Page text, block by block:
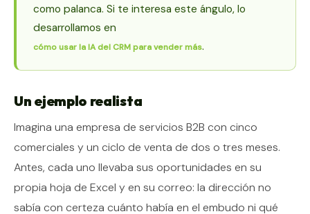
como palanca. Si te interesa este ángulo, lo
desarrollamos en
cómo usar la IA del CRM para vender más.
Un ejemplo realista
Imagina una empresa de servicios B2B con cinco
comerciales y un ciclo de venta de dos o tres meses.
Antes, cada uno llevaba sus oportunidades en su
propia hoja de Excel y en su correo: la dirección no
sabía con certeza cuánto había en el embudo ni qué